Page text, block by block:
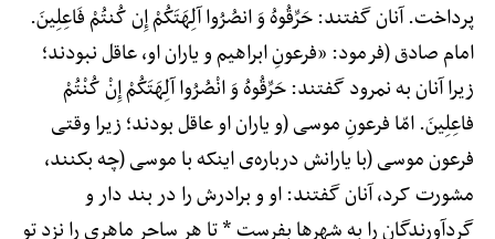
پرداخت. آنان گفتند: حَرِّقُوهُ وَ انصُرُوا آلِهَتَکُمْ إِن کُنتُمْ فَاعِلِینَ.
امام صادق (فرمود: «فرعونِ ابراهیم و یاران او، عاقل نبودند؛
زیرا آنان به نمرود گفتند: حَرِّقُوهُ وَ انْصُرُوا آلِهَتَکُمْ إِنْ کُنْتُمْ
فاعِلِینَ. امّا فرعونِ موسی (و یاران او عاقل بودند؛ زیرا وقتی
فرعون موسی (با یارانش درباره‌ی اینکه با موسی (چه بکنند،
مشورت کرد، آنان گفتند: او و برادرش را در بند دار و
گردآورندگان را به شهرها بفرست * تا هر ساحر ماهری را نزد تو